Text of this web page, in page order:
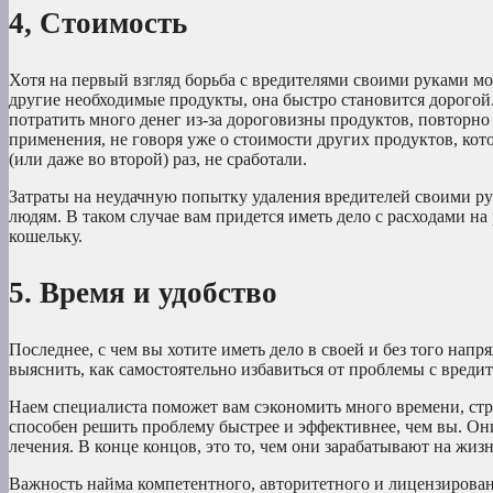
4, Стоимость
Хотя на первый взгляд борьба с вредителями своими руками
другие необходимые продукты, она быстро становится
потратить много денег из-за дороговизны продуктов,
применения, не говоря уже о стоимости других продуктов,
(или даже во второй) раз, не сработали.
Затраты на неудачную попытку удаления вредителей своими
людям. В таком случае вам придется иметь дело с расходами
кошельку.
5. Время и удобство
Последнее, с чем вы хотите иметь дело в своей и без того
выяснить, как самостоятельно избавиться от проблемы с
Наем специалиста поможет вам сэкономить много времени,
способен решить проблему быстрее и эффективнее, чем вы.
лечения. В конце концов, это то, чем они зарабатывают на
Важность найма компетентного, авторитетного и